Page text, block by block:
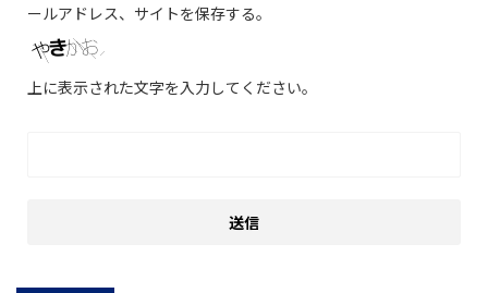
ールアドレス、サイトを保存する。
上に表示された文字を入力してください。